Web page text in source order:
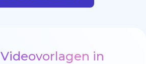
Videovorlagen in